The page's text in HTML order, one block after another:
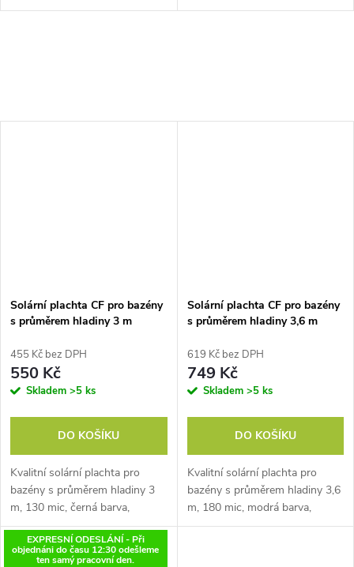
zabraňuje odpařování vody,
zabraňuje odpařování vody,
Solární plachta CF pro bazény
s průměrem hladiny 3 m
455 Kč bez DPH
550 Kč
Skladem >5 ks
DO KOŠÍKU
Kvalitní solární plachta pro
bazény s průměrem hladiny 3
m, 130 mic, černá barva,
zabraňuje odpařování vody,
vodu ohřívá, vyrobená v EU
Solární plachta CF pro bazény
s průměrem hladiny 3,6 m
619 Kč bez DPH
749 Kč
Skladem >5 ks
DO KOŠÍKU
Kvalitní solární plachta pro
bazény s průměrem hladiny 3,6
m, 180 mic, modrá barva,
zabraňuje odpařování vody,
EXPRESNÍ ODESLÁNÍ - Při
objednáni do času 12:30 odešleme
ten samý pracovní den.